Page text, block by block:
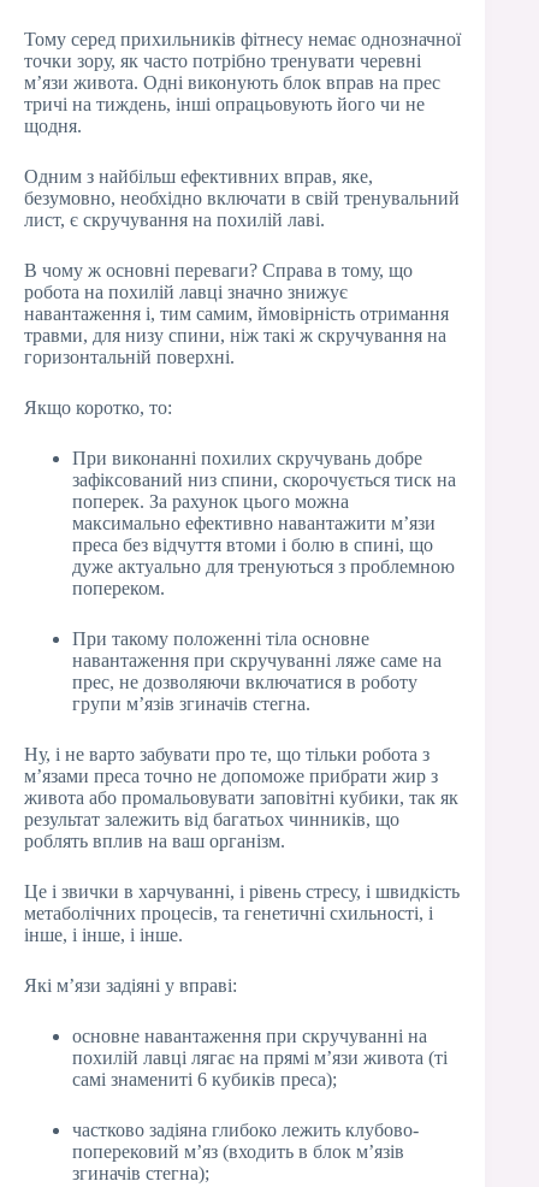
Тому серед прихильників фітнесу немає однозначної
точки зору, як часто потрібно тренувати черевні
м’язи живота. Одні виконують блок вправ на прес
тричі на тиждень, інші опрацьовують його чи не
щодня.
Одним з найбільш ефективних вправ, яке,
безумовно, необхідно включати в свій тренувальний
лист, є скручування на похилій лаві.
В чому ж основні переваги? Справа в тому, що
робота на похилій лавці значно знижує
навантаження і, тим самим, ймовірність отримання
травми, для низу спини, ніж такі ж скручування на
горизонтальній поверхні.
Якщо коротко, то:
При виконанні похилих скручувань добре
зафіксований низ спини, скорочується тиск на
поперек. За рахунок цього можна
максимально ефективно навантажити м’язи
преса без відчуття втоми і болю в спині, що
дуже актуально для тренуються з проблемною
попереком.
При такому положенні тіла основне
навантаження при скручуванні ляже саме на
прес, не дозволяючи включатися в роботу
групи м’язів згиначів стегна.
Ну, і не варто забувати про те, що тільки робота з
м’язами преса точно не допоможе прибрати жир з
живота або промальовувати заповітні кубики, так як
результат залежить від багатьох чинників, що
роблять вплив на ваш організм.
Це і звички в харчуванні, і рівень стресу, і швидкість
метаболічних процесів, та генетичні схильності, і
інше, і інше, і інше.
Які м’язи задіяні у вправі:
основне навантаження при скручуванні на
похилій лавці лягає на прямі м’язи живота (ті
самі знамениті 6 кубиків преса);
частково задіяна глибоко лежить клубово-
поперековий м’яз (входить в блок м’язів
згиначів стегна);